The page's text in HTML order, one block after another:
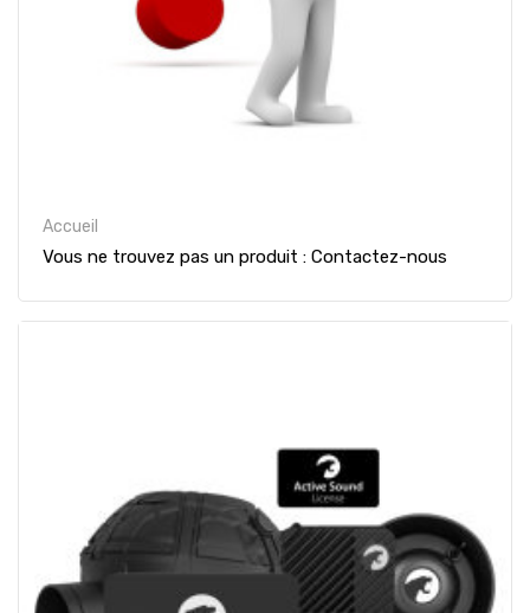
Accueil
Vous ne trouvez pas un produit : Contactez-nous